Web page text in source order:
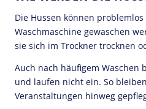
Die Hussen können problemlos
Waschmaschine gewaschen
sie sich im Trockner trocknen
Auch nach häufigem Waschen
und laufen nicht ein. So
Veranstaltungen hinweg